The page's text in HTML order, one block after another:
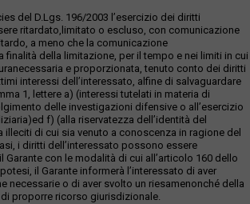
del D.Lgs. 196/2003 l’esercizio dei diritti
ritardato,limitato o escluso, con comunicazione
a meno che la comunicazione
finalità della limitazione, per il tempo e nei limiti in cui
e proporzionata, tenuto conto dei diritti
interessi dell’interessato, alfine di salvaguardare
1, lettere a) (interessi tutelati in materia di
delle investigazioni difensive o all’esercizio
f) (alla riservatezza dell’identità del
illeciti di cui sia venuto a conoscenza in ragione del
i diritti dell’interessato possono essere
Garante con le modalità di cui all’articolo 160 dello
il Garante informerà l’interessato di aver
necessarie o di aver svolto un riesamenonché della
proporre ricorso giurisdizionale.